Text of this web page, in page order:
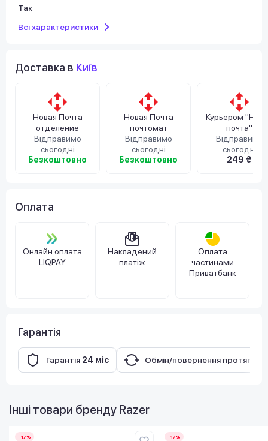
Так
Всі характеристики
Доставка в Київ
Новая Почта
отделение
Відправимо
сьогодні
Безкоштовно
Новая Почта
почтомат
Відправимо
сьогодні
Безкоштовно
Курьером
почта"
Відправимо
сьогодні
249 ₴
Оплата
Онлайн оплата
LIQPAY
Накладений
платіж
Оплата
частинами
Приватбанк
Гарантія
Гарантія 24 міс Обмін/повернення протягом
Інші товари бренду Razer
-17% -17%